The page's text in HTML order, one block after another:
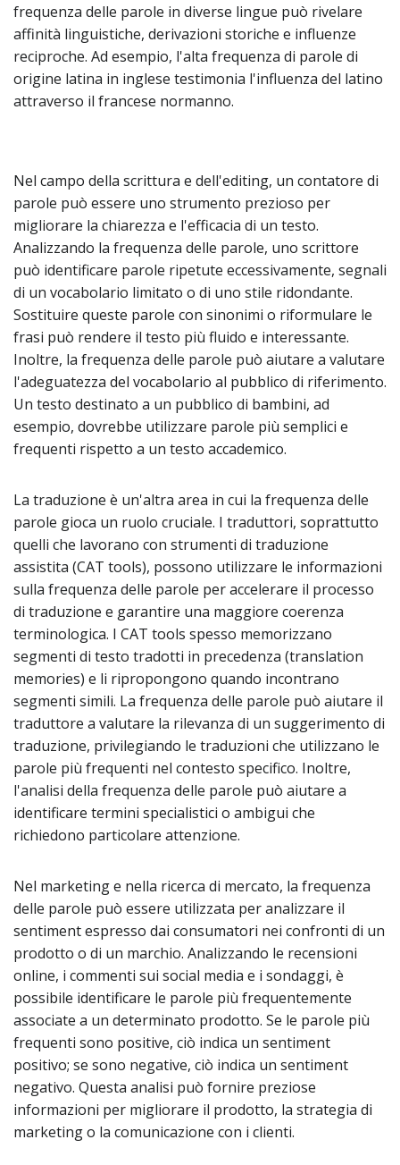
frequenza delle parole in diverse lingue può rivelare
affinità linguistiche, derivazioni storiche e influenze
reciproche. Ad esempio, l'alta frequenza di parole di
origine latina in inglese testimonia l'influenza del latino
attraverso il francese normanno.
Nel campo della scrittura e dell'editing, un contatore di
parole può essere uno strumento prezioso per
migliorare la chiarezza e l'efficacia di un testo.
Analizzando la frequenza delle parole, uno scrittore
può identificare parole ripetute eccessivamente, segnali
di un vocabolario limitato o di uno stile ridondante.
Sostituire queste parole con sinonimi o riformulare le
frasi può rendere il testo più fluido e interessante.
Inoltre, la frequenza delle parole può aiutare a valutare
l'adeguatezza del vocabolario al pubblico di riferimento.
Un testo destinato a un pubblico di bambini, ad
esempio, dovrebbe utilizzare parole più semplici e
frequenti rispetto a un testo accademico.
La traduzione è un'altra area in cui la frequenza delle
parole gioca un ruolo cruciale. I traduttori, soprattutto
quelli che lavorano con strumenti di traduzione
assistita (CAT tools), possono utilizzare le informazioni
sulla frequenza delle parole per accelerare il processo
di traduzione e garantire una maggiore coerenza
terminologica. I CAT tools spesso memorizzano
segmenti di testo tradotti in precedenza (translation
memories) e li ripropongono quando incontrano
segmenti simili. La frequenza delle parole può aiutare il
traduttore a valutare la rilevanza di un suggerimento di
traduzione, privilegiando le traduzioni che utilizzano le
parole più frequenti nel contesto specifico. Inoltre,
l'analisi della frequenza delle parole può aiutare a
identificare termini specialistici o ambigui che
richiedono particolare attenzione.
Nel marketing e nella ricerca di mercato, la frequenza
delle parole può essere utilizzata per analizzare il
sentiment espresso dai consumatori nei confronti di un
prodotto o di un marchio. Analizzando le recensioni
online, i commenti sui social media e i sondaggi, è
possibile identificare le parole più frequentemente
associate a un determinato prodotto. Se le parole più
frequenti sono positive, ciò indica un sentiment
positivo; se sono negative, ciò indica un sentiment
negativo. Questa analisi può fornire preziose
informazioni per migliorare il prodotto, la strategia di
marketing o la comunicazione con i clienti.